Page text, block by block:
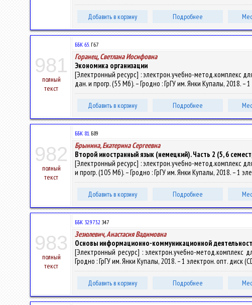
Добавить в корзину Подробнее
981
полный
текст
ББК 65.Г67
Горанец, Светлана Иосифовна
Экономика организации
[Электронный ресурс] : электрон.учебно-метод.комплекс
дан. и прогр. (55 Мб). – Гродно : ГрГУ им. Янки Купалы, 2018.
Добавить в корзину Подробнее
982
полный
текст
ББК 81.Б89
Брынина, Екатерина Сергеевна
Второй иностранный язык (немецкий). Часть 2 (5, 6
[Электронный ресурс] : электрон.учебно-метод.комплекс
и прогр. (105 Мб). – Гродно : ГрГУ им. Янки Купалы, 2018. – 1
Добавить в корзину Подробнее
983
полный
текст
ББК 32.973.2 З47
Зезюлевич, Анастасия Вадимовна
Основы информационно-коммуникационной
[Электронный ресурс] : электрон.учебно-метод.комплекс
Гродно : ГрГУ им. Янки Купалы, 2018. – 1 электрон. опт.
Добавить в корзину Подробнее